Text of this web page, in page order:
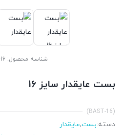
شناسه محصول:
بست عایقدار سایز 16
(BAST-16)
دسته:بست,عایقدار